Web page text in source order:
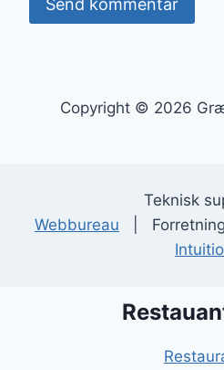
Copyright © 2026
Teknisk
Webbureau |